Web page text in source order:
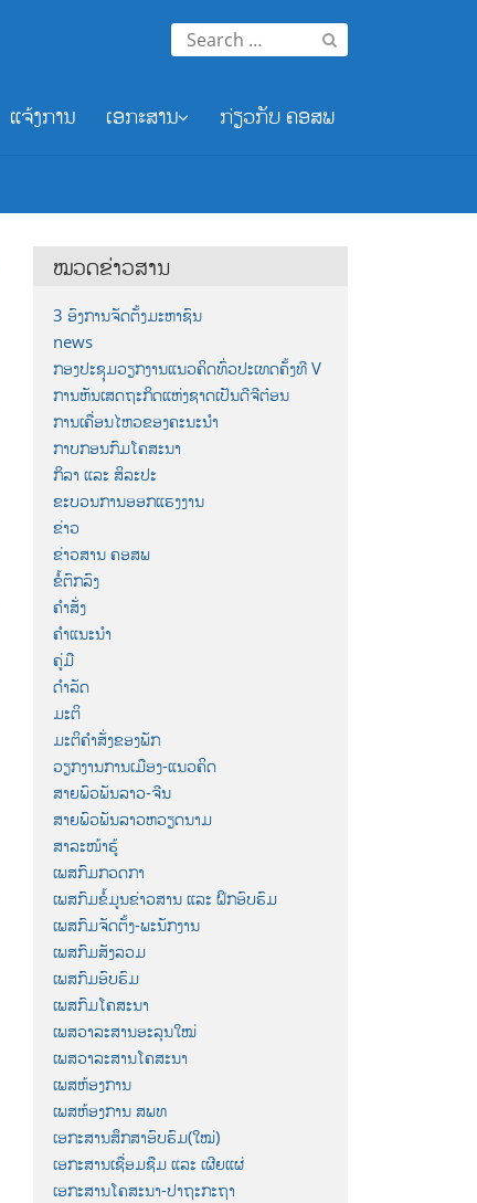
Search
for:
ແຈ້ງການ ເອກະສານ ກ່ຽວກັບ ຄອສພ
ໝວດຂ່າວສານ
3 ອົງການຈັດຕັ້ງມະຫາຊົນ
news
ກອງປະຊຸມວຽກງານແນວຄິດທົ່ວປະເທດຄັ້ງທີ V
ການຫັນເສດຖະກິດແຫ່ງຊາດເປັນດີຈີຕ໋ອນ
ການເຄື່ອນໄຫວຂອງຄະນະນຳ
ກາບກອນກົມໂຄສະນາ
ກິລາ ແລະ ສິລະປະ
ຂະບວນການອອກແຮງງານ
ຂ່າວ
ຂ່າວສານ ຄອສພ
ຂໍ້ຕົກລົງ
ຄຳສັ່ງ
ຄຳແນະນຳ
ຄູ່ມື
ດຳລັດ
ມະຕິ
ມະຕິຄຳສັ່ງຂອງພັກ
ວຽກງານການເມືອງ-ແນວຄິດ
ສາຍພົວພັນລາວ-ຈີນ
ສາຍພົວພັນລາວຫວຽດນາມ
ສາລະໜ້າຮູ້
ເພສກົມກວດກາ
ເພສກົມຂໍ້ມູນຂ່າວສານ ແລະ ຝຶກອົບຮົມ
ເພສກົມຈັດຕັ້ງ-ພະນັກງານ
ເພສກົມສັງລວມ
ເພສກົມອົບຮົມ
ເພສກົມໂຄສະນາ
ເພສວາລະສານອະລຸນໃໝ່
ເພສວາລະສານໂຄສະນາ
ເພສຫ້ອງການ
ເພສຫ້ອງການ ສພທ
ເອກະສານສຶກສາອົບຮົມ(ໃໝ່)
ເອກະສານເຊື່ອມຊືມ ແລະ ເຜີຍແຜ່
ເອກະສານໂຄສະນາ-ປາຖະກະຖາ